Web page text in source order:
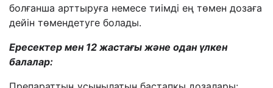
болғанша арттыруға немесе тиімді ең төмен дозаға
дейін төмендетуге болады.
Ересектер мен 12 жастағы және одан үлкен
балалар: